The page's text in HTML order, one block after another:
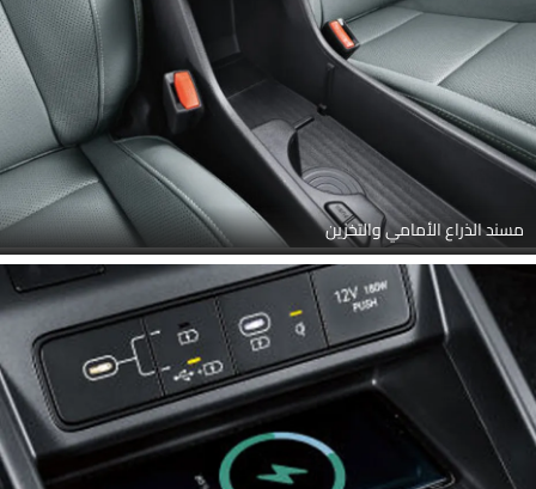
مسند الذراع الأمامي والتخزين